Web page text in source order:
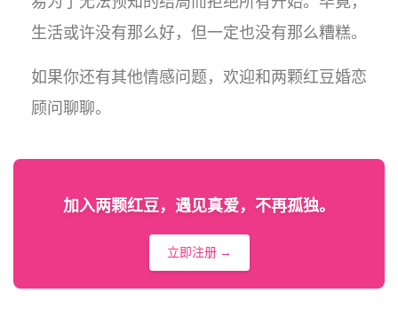
生活或许没有那么好，但一定也没有那么糟糕。
如果你还有其他情感问题，欢迎和两颗红豆婚恋
顾问聊聊。
加入两颗红豆，遇见真爱，不再孤独。
立即注册 →